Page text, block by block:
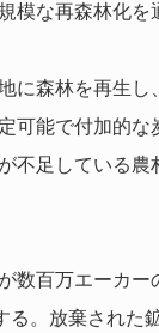
模な再森林化を
に森林を再生
可能で付加的
不足している
数百万エーカ
。放棄された